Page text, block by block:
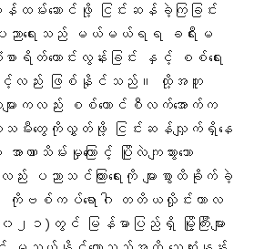
ထမ်းဆောင်ဖို့ ငြင်းဆန်ခဲ့ကြခြင်း
ပညာရေးသည် မယ်မယ်ရရ ခရီးမ
ရိတ်ထောင်းလွန်းခြင်း နှင့် စစ်ရေး
ကြောင့်လည်း ဖြစ်နိုင်သည်။ ထို့အတူ
မိဘများကလည်း စစ်ကောင်စီလက်အောက်က
သမီးတွေကိုလွှတ်ဖို့ ငြင်းဆန်လျှက်ရှိနေ
ဏာသိမ်းမှုကြောင့် ပြိုလဲကျသွားသော
ည်း ပညာသင်ကြားရေးကို များစွာထိခိုက်ခဲ့
ကိုဗစ်ကပ်ရောဂါ တတိယလှိုင်းကာလ
တွင် မြန်မာပြည်ရှိ မြို့ကြီးများ